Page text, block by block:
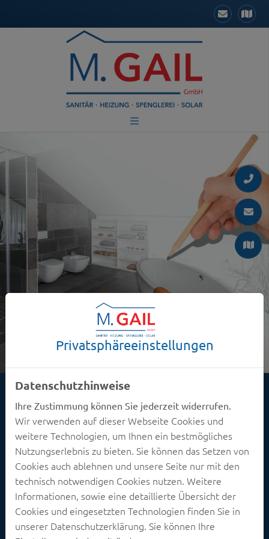
Bitte das Cookie-Consent-Tool öffnen, um die für dieses
Element notwendigen Cookies zu akzeptieren.
Privatsphäre­einstellungen
Datenschutzhinweise
Ihre Zustimmung können Sie jederzeit widerrufen.
Wir verwenden auf dieser Webseite Cookies und
weitere Technologien, um Ihnen ein bestmögliches
Nutzungserlebnis zu bieten. Sie können das Setzen von
Cookies auch ablehnen und unsere Seite nur mit den
technisch notwendigen Cookies nutzen. Weitere
Informationen, sowie eine detaillierte Übersicht der
Cookies und eingesetzten Technologien finden Sie in
unserer Datenschutzerklärung. Sie können Ihre